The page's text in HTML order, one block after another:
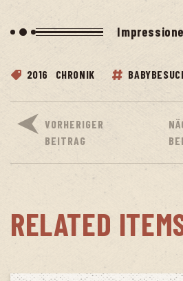
2016 CHRONIK
VORHERIGER
BEITRAG
RELATED